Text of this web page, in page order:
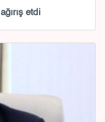
etdi